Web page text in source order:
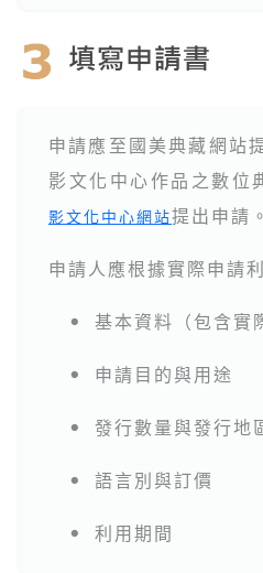
申請應至國美典藏網站
影文化中心作品之數位
影文化中心網站提出申請。
申請人應根據實際申請
● 基本資料（包含實
● 申請目的與用途
● 發行數量與發行地
● 語言別與訂價
● 利用期間